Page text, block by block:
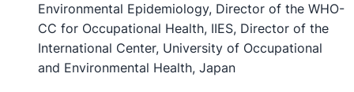
Environmental Epidemiology, Director of the WHO-
CC for Occupational Health, IIES, Director of the
International Center, University of Occupational
and Environmental Health, Japan